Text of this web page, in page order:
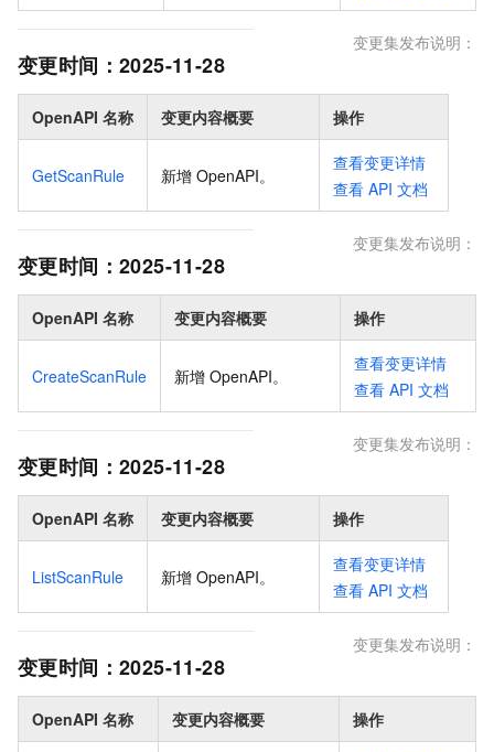
变更时间： 2025-11-28
变更集发布说明：
OpenAPI 名称 变更内容概要 操作
GetScanRule 新增 OpenAPI。
查看变更详情
查看 API 文档
变更时间： 2025-11-28
变更集发布说明：
OpenAPI 名称 变更内容概要 操作
CreateScanRule 新增 OpenAPI。
查看变更详情
查看 API 文档
变更时间： 2025-11-28
变更集发布说明：
OpenAPI 名称 变更内容概要 操作
ListScanRule 新增 OpenAPI。
查看变更详情
查看 API 文档
变更时间： 2025-11-28
变更集发布说明：
OpenAPI 名称 变更内容概要 操作